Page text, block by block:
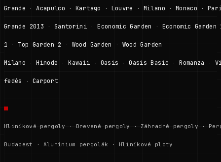
Grande · Acapulco · Kartago · Louvre · Milano · Monaco ·
Grande 2013 · Santorini · Economic Garden · Economic Garden
1 · Top Garden 2 · Wood Garden · Wood Garden
Milano · Hinode · Kawaii · Oasis · Oasis Basic · Romanza ·
fedés · Carport
Hliníkové pergoly · Drevené pergoly · Záhradné pergoly ·
Budapest · Alumínium pergolák · Hliníkové ploty